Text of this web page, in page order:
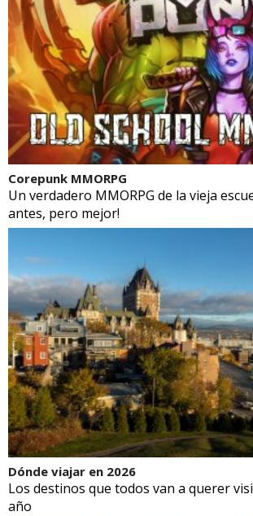
Corepunk MMORPG
Un verdadero MMORPG de la vieja
antes, pero mejor!
Dónde viajar en 2026
Los destinos que todos van a querer
año